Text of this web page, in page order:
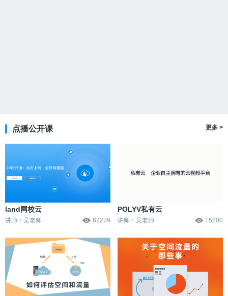
点播公开课 更多 >
land网校云
讲师： 吴老师 62279
POLYV私有云
讲师： 吴老师 15200